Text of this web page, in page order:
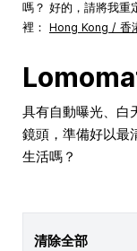
嗎？ 好的，請將我重
裡： Hong Kong / 香
具有自動曝光、白
鏡頭，準備好以最
生活嗎？
清除全部